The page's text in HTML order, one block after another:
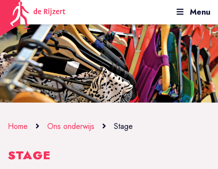
Menu
Home Ons onderwijs Stage
STAGE